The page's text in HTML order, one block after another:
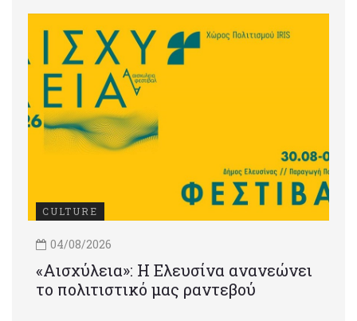
CULTURE
04/08/2026
«Αισχύλεια»: Η Ελευσίνα ανανεώνει
το πολιτιστικό μας ραντεβού